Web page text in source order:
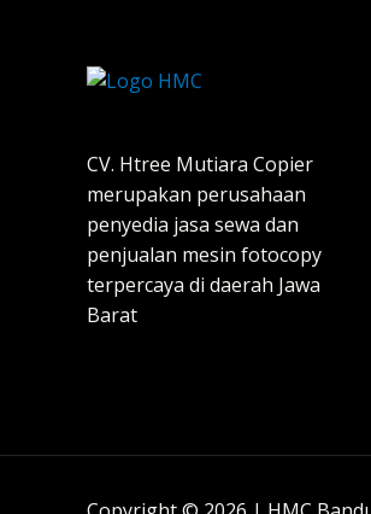
CV. Htree Mutiara Copier
merupakan perusahaan
penyedia jasa sewa dan
penjualan mesin fotocopy
terpercaya di daerah Jawa
Barat